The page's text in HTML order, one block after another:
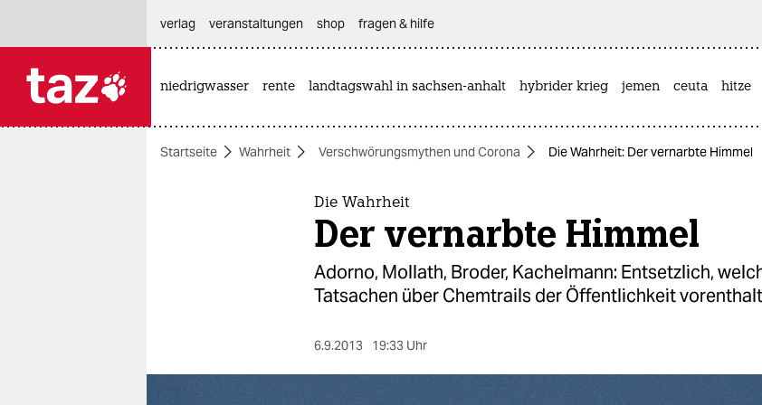
themen
verlag
veranstaltungen shop fragen & hilfe
niedrigwasser rente landtagswahl in sachsen-anhalt hybrider krieg jemen ceuta hitze
Startseite Wahrheit Verschwörungsmythen und Corona Die Wahrheit: Der vernarbte Himmel
Die Wahrheit
Der vernarbte Himmel
Adorno, Mollath, Broder, Kachelmann: Entsetzlich,
Tatsachen über Chemtrails der Öffentlichkeit
6.9.2013 19:33 Uhr